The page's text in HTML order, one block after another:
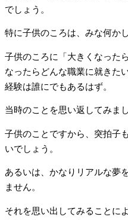
でしょう。
特に子供のころは、みな何か
子供のころに「大きくなった
なったらどんな職業に就きた
経験は誰にでもあるはず。
当時のことを思い返してみまし
子供のことですから、突拍子
いでしょう。
あるいは、かなりリアルな夢
ません。
それを思い出してみることに